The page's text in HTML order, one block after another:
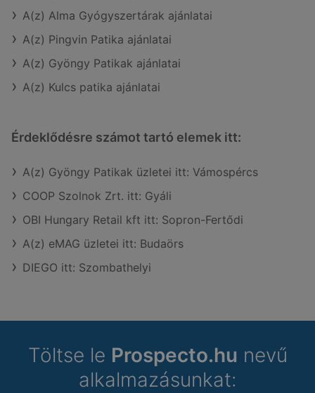
A(z) Alma Gyógyszertárak ajánlatai
A(z) Pingvin Patika ajánlatai
A(z) Gyöngy Patikak ajánlatai
A(z) Kulcs patika ajánlatai
Érdeklődésre számot tartó elemek itt:
A(z) Gyöngy Patikak üzletei itt: Vámospércs
COOP Szolnok Zrt. itt: Gyáli
OBI Hungary Retail kft itt: Sopron-Fertődi
A(z) eMAG üzletei itt: Budaörs
DIEGO itt: Szombathelyi
Töltse le Prospecto.hu nevű
alkalmazásunkat: